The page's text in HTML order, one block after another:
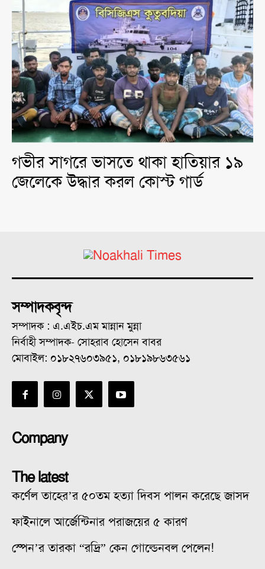
গভীর সাগরে ভাসতে থাকা হাতিয়ার ১৯
জেলেকে উদ্ধার করল কোস্ট গার্ড
সম্পাদকবৃন্দ
সম্পাদক : এ.এইচ.এম মান্নান মুন্না
নির্বাহী সম্পাদক- সোহরাব হোসেন বাবর
মোবাইল: ০১৮২৭৬০৩৯৫১, ০১৮১৯৮৬৩৫৬১
Company
The latest
কর্ণেল তাহের’র ৫০তম হত্যা দিবস পালন করেছে জাসদ
ফাইনালে আর্জেন্টিনার পরাজয়ের ৫ কারণ
স্পেন’র তারকা “রদ্রি” কেন গোল্ডেনবল পেলেন!